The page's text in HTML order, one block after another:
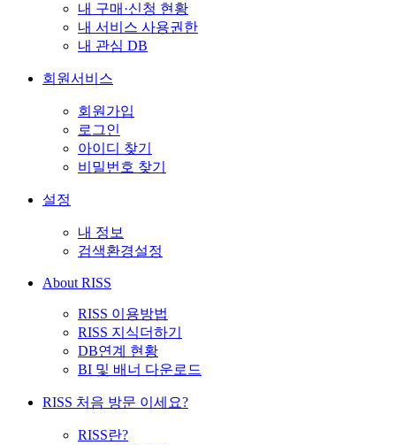
내 구매·신청 현황
내 서비스 사용권한
내 관심 DB
회원서비스
회원가입
로그인
아이디 찾기
비밀번호 찾기
설정
내 정보
검색환경설정
About RISS
RISS 이용방법
RISS 지식더하기
DB연계 현황
BI 및 배너 다운로드
RISS 처음 방문 이세요?
RISS란?